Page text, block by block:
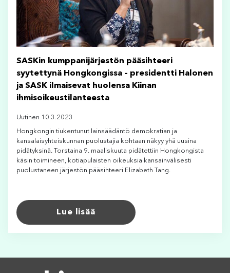
SASKin kumppanijärjestön pääsihteeri
syytettynä Hongkongissa – presidentti Halonen
ja SASK ilmaisevat huolensa Kiinan
ihmisoikeustilanteesta
Uutinen 10.3.2023
Hongkongin tiukentunut lainsäädäntö demokratian ja
kansalaisyhteiskunnan puolustajia kohtaan näkyy yhä uusina
pidätyksinä. Torstaina 9. maaliskuuta pidätettiin Hongkongista
käsin toimineen, kotiapulaisten oikeuksia kansainvälisesti
puolustaneen järjestön pääsihteeri Elizabeth Tang.
Lue lisää